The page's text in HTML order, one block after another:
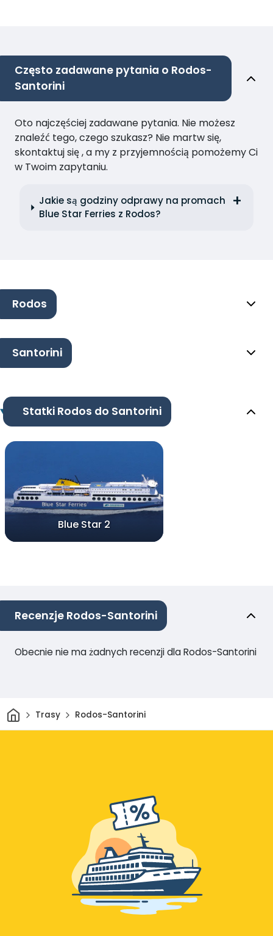
Często zadawane pytania o Rodos-
Santorini
Oto najczęściej zadawane pytania. Nie możesz
znaleźć tego, czego szukasz? Nie martw się,
skontaktuj się , a my z przyjemnością pomożemy Ci
w Twoim zapytaniu.
Jakie są godziny odprawy na promach
Blue Star Ferries z Rodos?
Rodos
Santorini
Statki Rodos do Santorini
Blue Star 2
Recenzje Rodos-Santorini
Obecnie nie ma żadnych recenzji dla Rodos-Santorini
DomTrasy Rodos-Santorini